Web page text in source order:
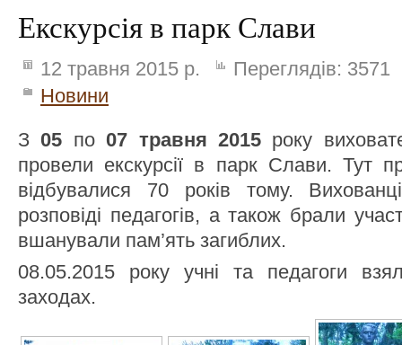
Екскурсія в парк Слави
12 травня 2015 р. Переглядів: 3571
Новини
З 05 по 07 травня 2015 року
провели екскурсії в парк Слави. Тут
відбувалися 70 років тому.
розповіді педагогів, а також брали
вшанували пам’ять загиблих.
08.05.2015 року учні та педагоги
заходах.